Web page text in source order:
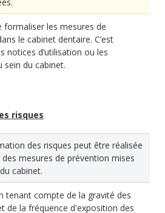
les mesures de
le cabinet dentaire. C’est
notices d’utilisation ou les
sein du cabinet.
risques
des risques peut être réalisée
mesures de prévention mises
cabinet.
tenant compte de la gravité des
de la fréquence d'exposition des